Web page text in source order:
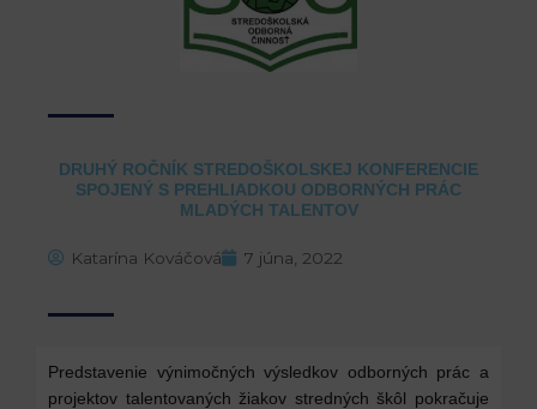
DRUHÝ ROČNÍK STREDOŠKOLSKEJ KONFERENCIE
SPOJENÝ S PREHLIADKOU ODBORNÝCH PRÁC
MLADÝCH TALENTOV
Katarína Kováčová 7 júna, 2022
Predstavenie výnimočných výsledkov odborných prác a
projektov talentovaných žiakov stredných škôl pokračuje